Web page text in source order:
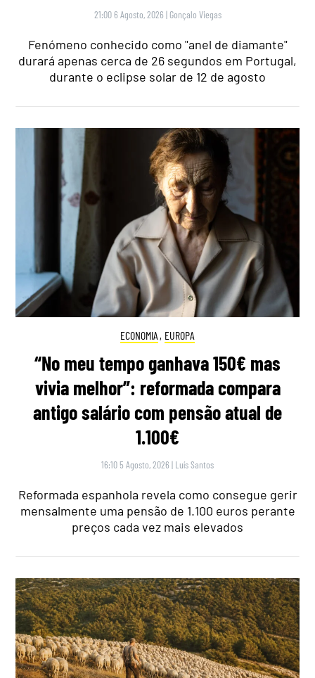
21:00 6 Agosto, 2026 | Gonçalo Viegas
Fenómeno conhecido como "anel de diamante"
durará apenas cerca de 26 segundos em Portugal,
durante o eclipse solar de 12 de agosto
ECONOMIA , EUROPA
“No meu tempo ganhava 150€ mas
vivia melhor”: reformada compara
antigo salário com pensão atual de
1.100€
16:10 5 Agosto, 2026 | Luís Santos
Reformada espanhola revela como consegue gerir
mensalmente uma pensão de 1.100 euros perante
preços cada vez mais elevados